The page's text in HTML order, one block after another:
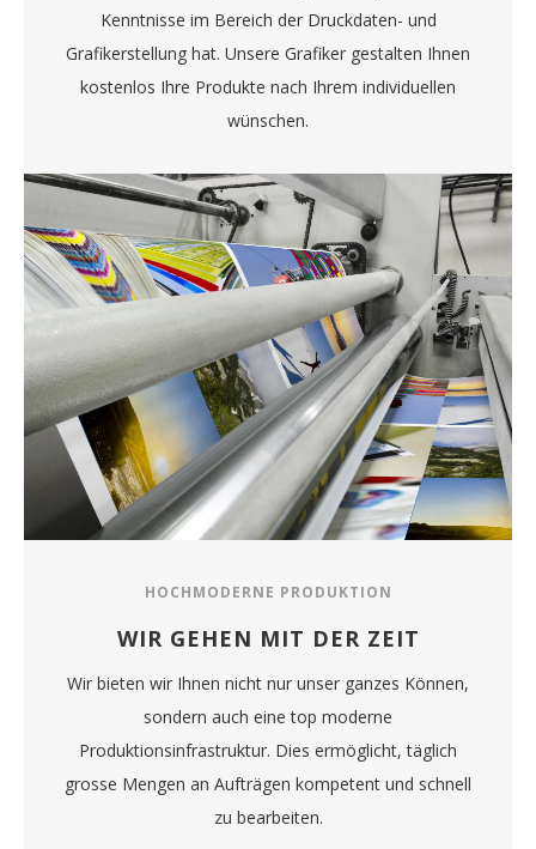
Kenntnisse im Bereich der Druckdaten- und
Grafikerstellung hat. Unsere Grafiker gestalten Ihnen
kostenlos Ihre Produkte nach Ihrem individuellen
wünschen.
HOCHMODERNE PRODUKTION
WIR GEHEN MIT DER ZEIT
Wir bieten wir Ihnen nicht nur unser ganzes Können,
sondern auch eine top moderne
Produktionsinfrastruktur. Dies ermöglicht, täglich
grosse Mengen an Aufträgen kompetent und schnell
zu bearbeiten.